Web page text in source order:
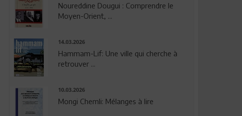
Noureddine Dougui : Comprendre le
Moyen-Orient, ...
14.03.2026
Hammam-Lif: Une ville qui cherche à
retrouver ...
10.03.2026
Mongi Chemli: Mélanges à lire